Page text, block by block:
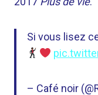
Si vous lisez
– Café noir